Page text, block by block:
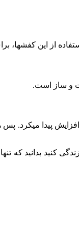
از این
و ساز است.
پیدا می‏کرد.
کنید بدانید